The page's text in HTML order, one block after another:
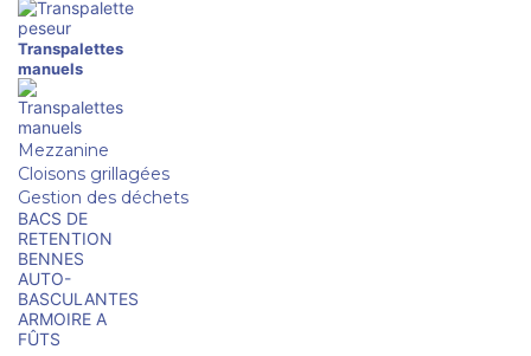
Transpalettes
manuels
Mezzanine
Cloisons grillagées
Gestion des déchets
BACS DE
RETENTION
BENNES
AUTO-
BASCULANTES
ARMOIRE A
FÛTS